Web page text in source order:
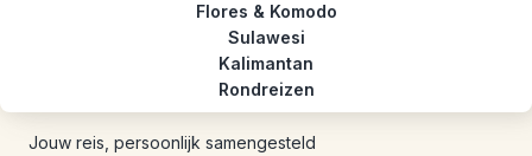
Flores & Komodo
Sulawesi
Kalimantan
Rondreizen
Jouw reis, persoonlijk samengesteld